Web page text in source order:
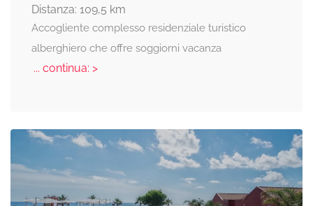
Distanza: 109,5 km
Accogliente complesso residenziale turistico
alberghiero che offre soggiorni vacanza
... continua: >